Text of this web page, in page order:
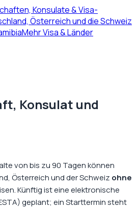
Konsulate & Visa-
Österreich und die Schweiz
Mehr Visa & Länder
Konsulat und
von bis zu 90 Tagen können
Österreich und der Schweiz ohne
Künftig ist eine elektronische
geplant; ein Starttermin steht